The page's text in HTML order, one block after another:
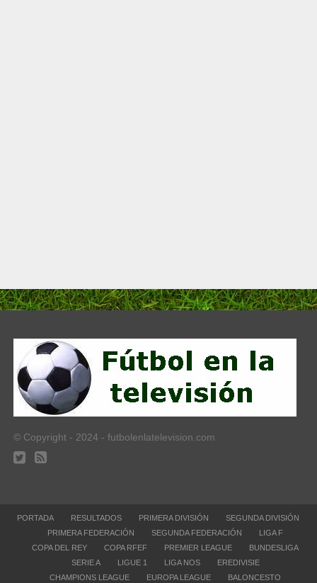
© Copyright - 2024 - futbolenlatelevision.com
PORTADA RESULTADOS PRIMERA DIVISIÓN
SEGUNDA DIVISIÓN
PRIMERA FEDERACIÓN
SEGUNDA FEDERACIÓN
LIGA F
COPA DEL REY
COPA RFEF PREMIER LEAGUE
BUNDESLIGA
SERIE A
LIGUE 1 LIGA NOS
EREDIVISIE
CHAMPIONS LEAGUE
EUROPA LEAGUE BALONCESTO